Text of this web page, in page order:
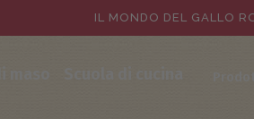
IL MONDO DEL GALLO